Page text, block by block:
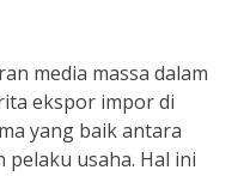
media massa dalam
ekspor impor di
yang baik antara
pelaku usaha. Hal ini